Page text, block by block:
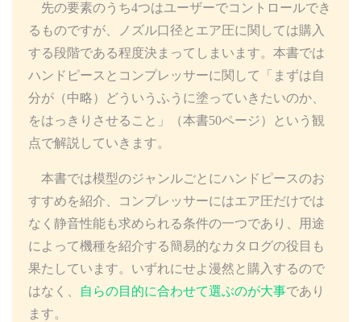
先の要素のうち4つはユーザーでコントロールでき
るものですが、ノズル口径とエア圧に関しては購入
する段階である程度決まってしまいます。本書では
ハンドピースとコンプレッサーに関して「まずは自
分が（中略）どういうふうに塗っていきたいのか、
をはっきりさせること」（本書50ページ）という観
点で解説していきます。
本書では模型のジャンルごとにハンドピースのお
すすめを紹介、コンプレッサーにはエア圧だけでは
なく静音性能も求められる条件の一つであり、用途
によって機種を紹介する簡易的なカタログの役目も
果たしています。いずれにせよ漫然と購入するので
はなく、
自らの目的に合わせて選ぶのが大事であり
ます。